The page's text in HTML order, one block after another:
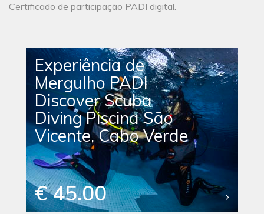
Certificado de participação PADI digital.
Experiência de
Mergulho PADI
Discover Scuba
Diving Piscina São
Vicente, Cabo Verde
€ 45.00